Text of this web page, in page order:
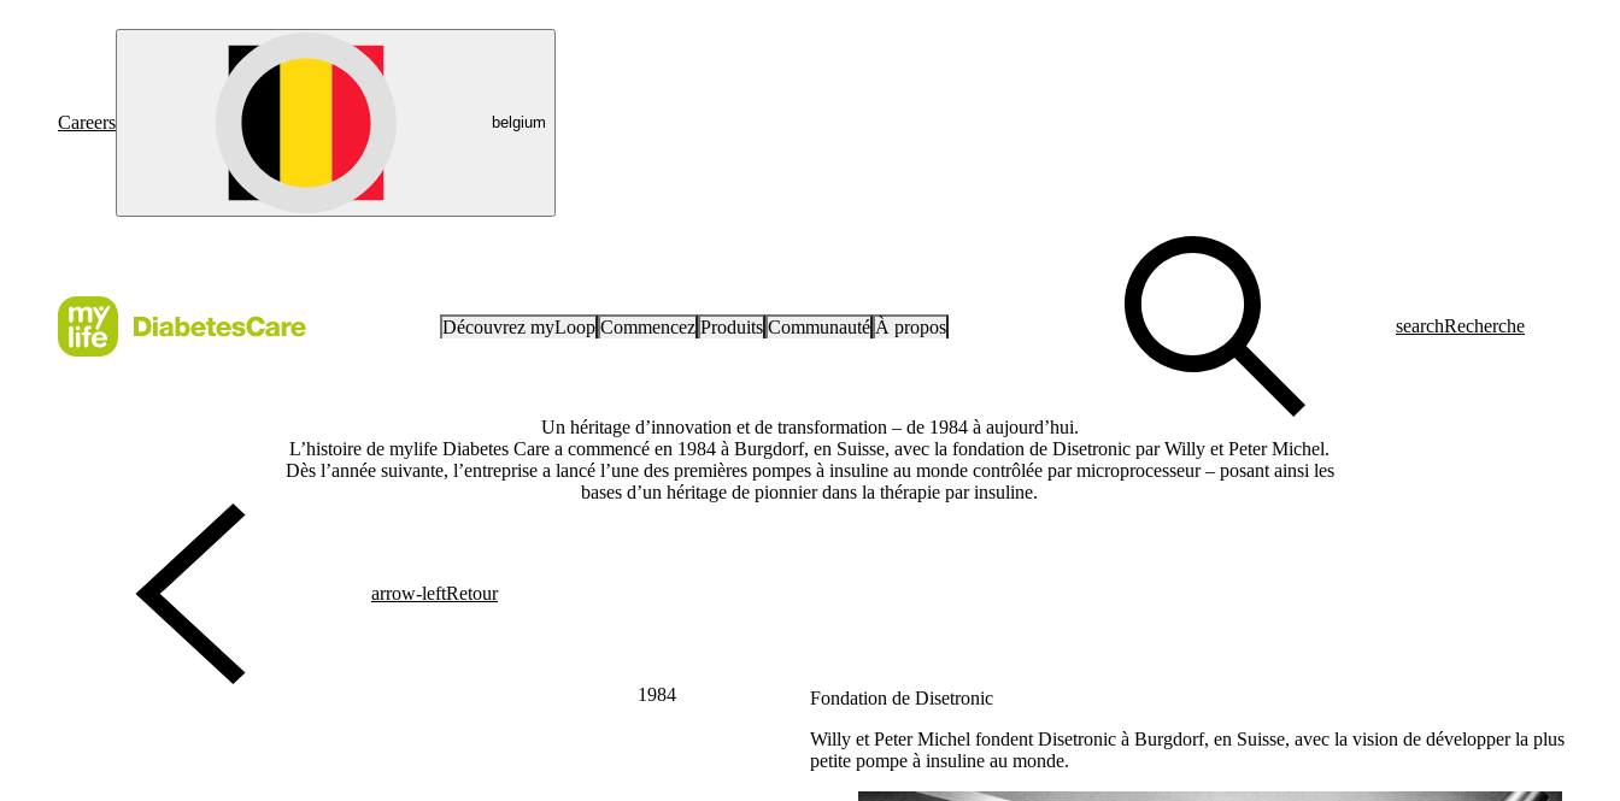
Careers belgium
Découvrez myLoop Commencez Produits Communauté À propos searchRecherche
Un héritage d’innovation et de transformation – de 1984 à aujourd’hui.
L’histoire de mylife Diabetes Care a commencé en 1984 à Burgdorf, en Suisse, avec la fondation de Disetronic par Willy et Peter Michel.
Dès l’année suivante, l’entreprise a lancé l’une des premières pompes à insuline au monde contrôlée par microprocesseur – posant ainsi les
bases d’un héritage de pionnier dans la thérapie par insuline.
arrow-leftRetour
1984
Fondation de Disetronic
Willy et Peter Michel fondent Disetronic à Burgdorf, en Suisse, avec la vision de développer la plus
petite pompe à insuline au monde.